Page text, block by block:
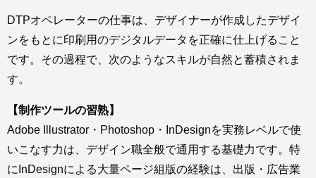
DTPオペレーターの仕事は、デザイナーが作成したデザイ
ンをもとに印刷用のデジタルデータを正確に仕上げること
です。その過程で、次のようなスキルが自然と蓄積されま
す。
【制作ツールの習熟】
Adobe Illustrator・Photoshop・InDesignを実務レベルで使
いこなす力は、デザイン職全般で通用する基礎力です。特
にInDesignによる大量ページ組版の経験は、出版・広告業